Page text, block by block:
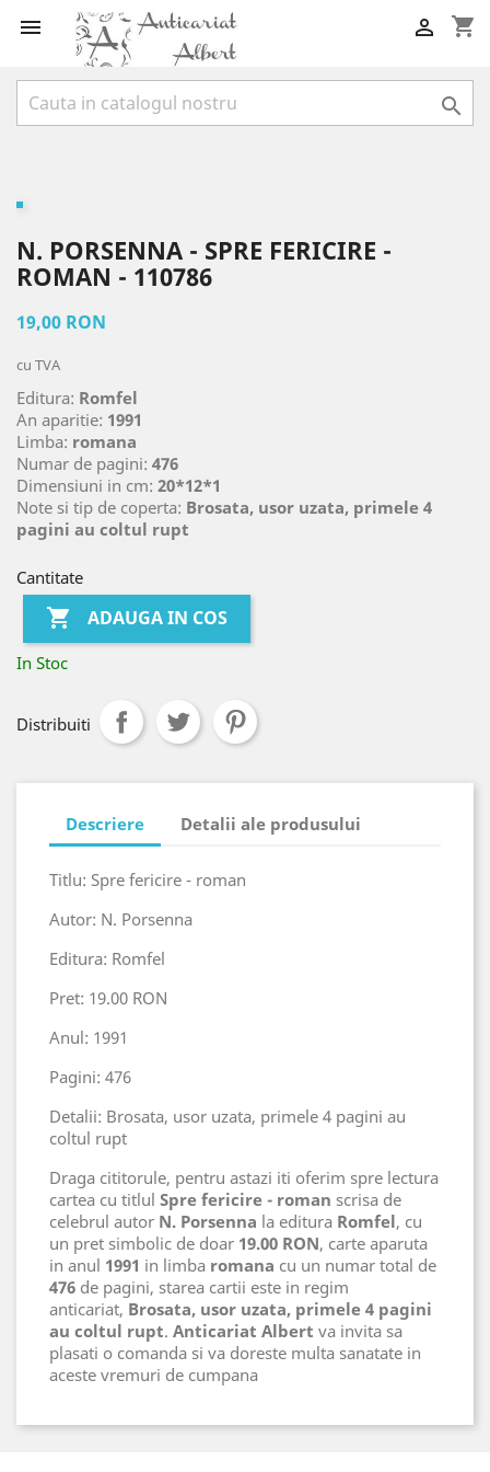
 shopping_cart


N. PORSENNA - SPRE FERICIRE -
ROMAN - 110786
19,00 RON
cu TVA
Editura: Romfel
An aparitie: 1991
Limba: romana
Numar de pagini: 476
Dimensiuni in cm: 20*12*1
Note si tip de coperta: Brosata, usor uzata, primele 4
pagini au coltul rupt
Cantitate
 ADAUGA IN COS
In Stoc
Distribuiti
Descriere Detalii ale produsului
Titlu: Spre fericire - roman
Autor: N. Porsenna
Editura: Romfel
Pret: 19.00 RON
Anul: 1991
Pagini: 476
Detalii: Brosata, usor uzata, primele 4 pagini au
coltul rupt
Draga cititorule, pentru astazi iti oferim spre lectura
cartea cu titlul Spre fericire - roman scrisa de
celebrul autor N. Porsenna la editura Romfel, cu
un pret simbolic de doar 19.00 RON, carte aparuta
in anul 1991 in limba romana cu un numar total de
476 de pagini, starea cartii este in regim
anticariat, Brosata, usor uzata, primele 4 pagini
au coltul rupt. Anticariat Albert va invita sa
plasati o comanda si va doreste multa sanatate in
aceste vremuri de cumpana